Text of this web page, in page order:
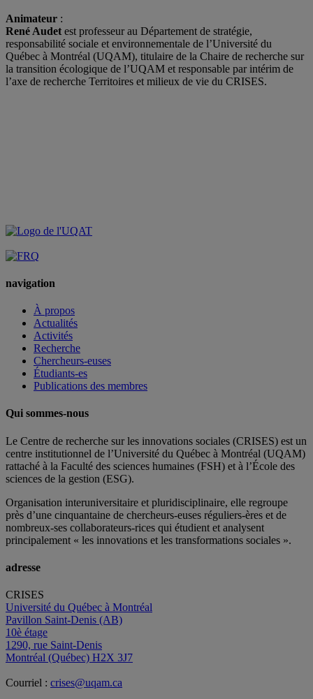
Animateur :
René Audet est professeur au Département de stratégie,
responsabilité sociale et environnementale de l’Université du
Québec à Montréal (UQAM), titulaire de la Chaire de recherche sur
la transition écologique de l’UQAM et responsable par intérim de
l’axe de recherche Territoires et milieux de vie du CRISES.
navigation
À propos
Actualités
Activités
Recherche
Chercheurs-euses
Étudiants-es
Publications des membres
Qui sommes-nous
Le Centre de recherche sur les innovations sociales (CRISES) est un
centre institutionnel de l’Université du Québec à Montréal (UQAM)
rattaché à la Faculté des sciences humaines (FSH) et à l’École des
sciences de la gestion (ESG).
Organisation interuniversitaire et pluridisciplinaire, elle regroupe
près d’une cinquantaine de chercheurs-euses réguliers-ères et de
nombreux-ses collaborateurs-rices qui étudient et analysent
principalement « les innovations et les transformations sociales ».
adresse
CRISES
Université du Québec à Montréal
Pavillon Saint-Denis (AB)
10è étage
1290, rue Saint-Denis
Montréal (Québec) H2X 3J7
Courriel : crises@uqam.ca